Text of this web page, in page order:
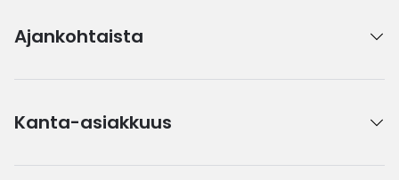
Ajankohtaista
Kanta-asiakkuus